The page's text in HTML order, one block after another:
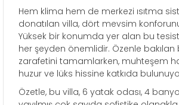
Hem klima hem de merkezi ısıtma
donatılan villa, dört mevsim
Yüksek bir konumda yer alan bu
her şeyden önemlidir. Özenle bakılan
zarafetini tamamlarken, muhteşem
huzur ve lüks hissine katkıda
Özetle, bu villa, 6 yatak odası, 4